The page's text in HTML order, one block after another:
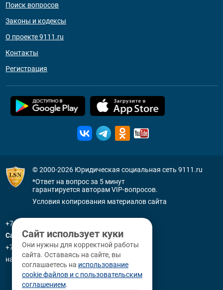
Поиск вопросов
Законы и кодексы
О проекте 9111.ru
Контакты
Регистрация
© 2000-2026 Юридическая социальная сеть 9111.ru
*Ответ на вопрос за 5 минут
гарантируется авторам VIP-вопросов.
Условия копирования материалов сайта
+7 (800) 505-91-11
Санкт-Петербург
+7 (812) 336-92-64
наб. р. Фонтанки, д. 59
Сайт использует куки
Они нужны для корректной работы
сайта. Оставаясь на сайте, вы
соглашаетесь на использование
cookie файлов и с пользовательским
соглашением.